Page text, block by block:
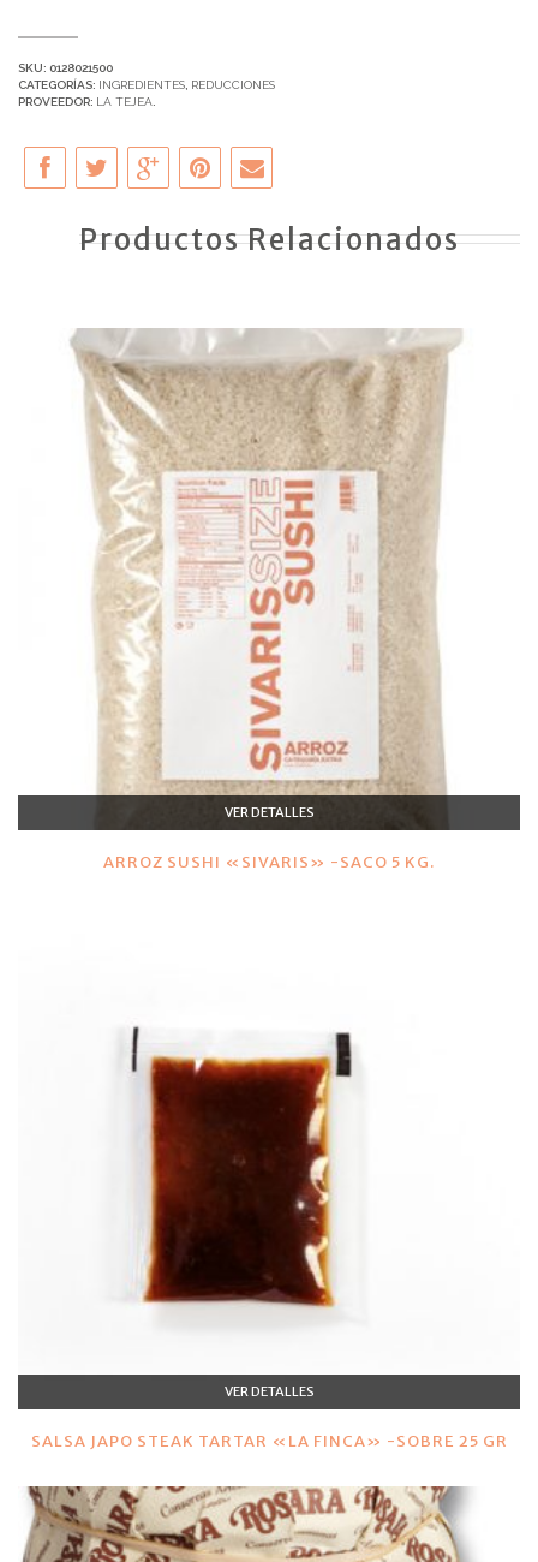
SKU: 0128021500
CATEGORÍAS: INGREDIENTES REDUCCIONES
PROVEEDOR: LA TEJEA
Productos Relacionados
VER DETALLES
ARROZ SUSHI «SIVARIS» -SACO 5 KG.
VER DETALLES
SALSA JAPO STEAK TARTAR «LA FINCA» -SOBRE 25 GR